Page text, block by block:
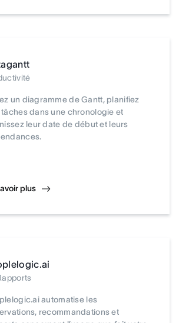
un diagramme de Gantt, planifiez
dans une chronologie et
leur date de début et leurs
plus
automatise les
recommandations et